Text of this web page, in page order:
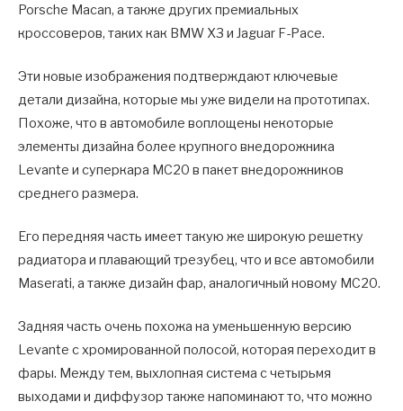
Porsche Macan, а также других премиальных
кроссоверов, таких как BMW X3 и Jaguar F-Pace.
Эти новые изображения подтверждают ключевые
детали дизайна, которые мы уже видели на прототипах.
Похоже, что в автомобиле воплощены некоторые
элементы дизайна более крупного внедорожника
Levante и суперкара MC20 в пакет внедорожников
среднего размера.
Его передняя часть имеет такую ​​​​же широкую решетку
радиатора и плавающий трезубец, что и все автомобили
Maserati, а также дизайн фар, аналогичный новому MC20.
Задняя часть очень похожа на уменьшенную версию
Levante с хромированной полосой, которая переходит в
фары. Между тем, выхлопная система с четырьмя
выходами и диффузор также напоминают то, что можно